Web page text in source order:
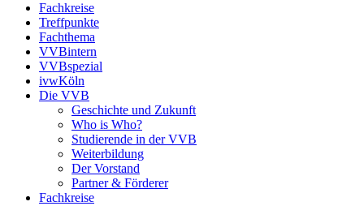
Fachkreise
Treffpunkte
Fachthema
VVBintern
VVBspezial
ivwKöln
Die VVB
Geschichte und Zukunft
Who is Who?
Studierende in der VVB
Weiterbildung
Der Vorstand
Partner & Förderer
Fachkreise